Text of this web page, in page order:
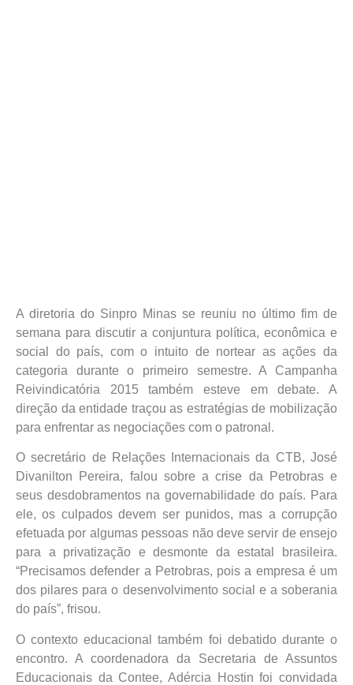
A diretoria do Sinpro Minas se reuniu no último fim de
semana para discutir a conjuntura política, econômica e
social do país, com o intuito de nortear as ações da
categoria durante o primeiro semestre. A Campanha
Reivindicatória 2015 também esteve em debate. A
direção da entidade traçou as estratégias de mobilização
para enfrentar as negociações com o patronal.
O secretário de Relações Internacionais da CTB, José
Divanilton Pereira, falou sobre a crise da Petrobras e
seus desdobramentos na governabilidade do país. Para
ele, os culpados devem ser punidos, mas a corrupção
efetuada por algumas pessoas não deve servir de ensejo
para a privatização e desmonte da estatal brasileira.
“Precisamos defender a Petrobras, pois a empresa é um
dos pilares para o desenvolvimento social e a soberania
do país”, frisou.
O contexto educacional também foi debatido durante o
encontro. A coordenadora da Secretaria de Assuntos
Educacionais da Contee, Adércia Hostin foi convidada